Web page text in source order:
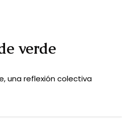
verde
una reflexión colectiva